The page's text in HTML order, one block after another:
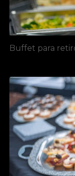
Buffet para